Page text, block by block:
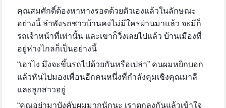
คุณสมศักดิ์ต้องหาทางรอดด้วยตัวเองแล้วในลักษณะ
อย่างนี้ ลำพังรถชาวบ้านคงไม่มีใครผ่านมาแล้ว จะมีก็
รถเจ้าหน้าที่เท่านั้น และเขาก็วิ่งเลยไปแล้ว บ้านเมืองที่
อยู่ห่างไกลก็เป็นอย่างนี้
“เอาไง มึงจะขึ้นรถไปด้วยกันหรือเปล่า” คนผมหยิกบอก
แล้วหันไปมองเพื่อนอีกคนหนึ่งที่กำลังคุมเชิงคุณมาลี
และลูกสาวอยู่
“คุณอย่ามาบังคับผมมากนักนะ เราตกลงกันแล้วเข้าใจ